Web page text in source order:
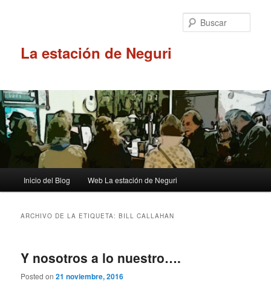
La estación de Neguri
principal
Inicio del Blog Web La estación de Neguri
ARCHIVO DE LA ETIQUETA:BILL CALLAHAN
Y nosotros a lo nuestro….
Posted on21 noviembre, 2016